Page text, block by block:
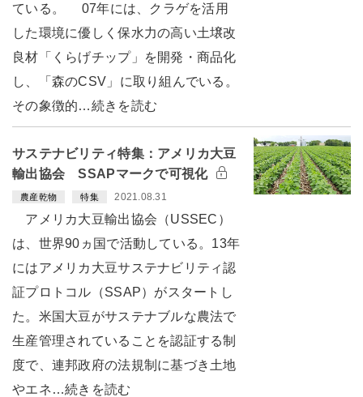
ている。 07年には、クラゲを活用
した環境に優しく保水力の高い土壌改
良材「くらげチップ」を開発・商品化
し、「森のCSV」に取り組んでいる。
その象徴的…続きを読む
サステナビリティ特集：アメリカ大豆
輸出協会 SSAPマークで可視化
農産乾物 特集 2021.08.31
アメリカ大豆輸出協会（USSEC）
は、世界90ヵ国で活動している。13年
にはアメリカ大豆サステナビリティ認
証プロトコル（SSAP）がスタートし
た。米国大豆がサステナブルな農法で
生産管理されていることを認証する制
度で、連邦政府の法規制に基づき土地
やエネ…続きを読む